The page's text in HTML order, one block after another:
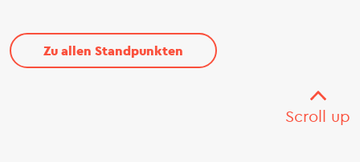
Zu allen Standpunkten
Scroll up